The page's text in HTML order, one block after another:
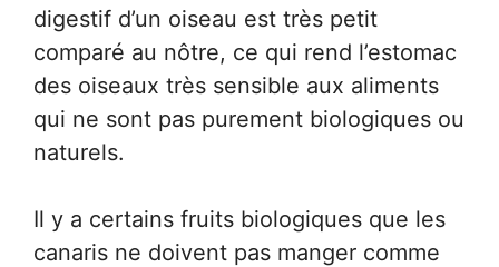
digestif d’un oiseau est très petit
comparé au nôtre, ce qui rend l’estomac
des oiseaux très sensible aux aliments
qui ne sont pas purement biologiques ou
naturels.
Il y a certains fruits biologiques que les
canaris ne doivent pas manger comme